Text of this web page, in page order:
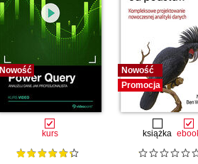
Nowość
kurs
Nowość
Promocja
książka